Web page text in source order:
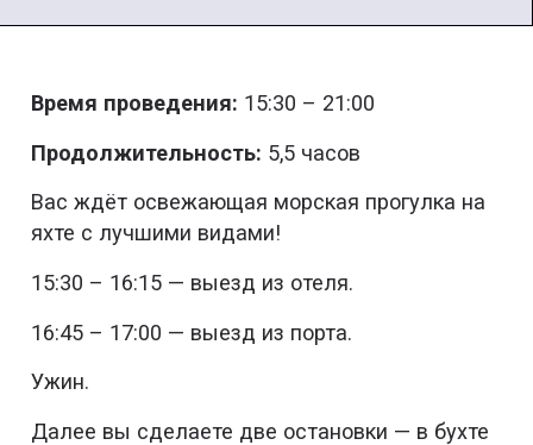
Время проведения: 15:30 – 21:00
Продолжительность: 5,5 часов
Вас ждёт освежающая морская прогулка на
яхте с лучшими видами!
15:30 – 16:15 — выезд из отеля.
16:45 – 17:00 — выезд из порта.
Ужин.
Далее вы сделаете две остановки — в бухте